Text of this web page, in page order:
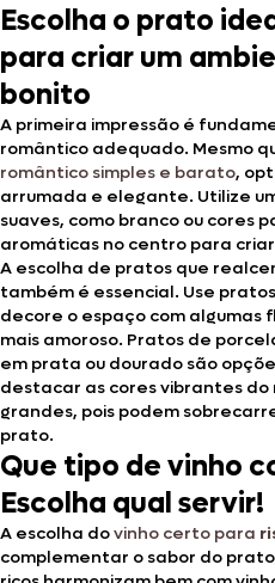
Escolha o prato
para criar um
bonito
A primeira impressão é
romântico adequado. Mesmo
romântico simples e barato,
arrumada e elegante. Utilize
suaves, como branco ou cores
aromáticas no centro para
A escolha de pratos que
também é essencial. Use
decore o espaço com algumas
mais amoroso. Pratos de
em prata ou dourado são
destacar as cores vibrantes do
grandes, pois podem
prato.
Que tipo de vinho
Escolha qual servir!
A escolha dovinho certo para
complementar o sabor do